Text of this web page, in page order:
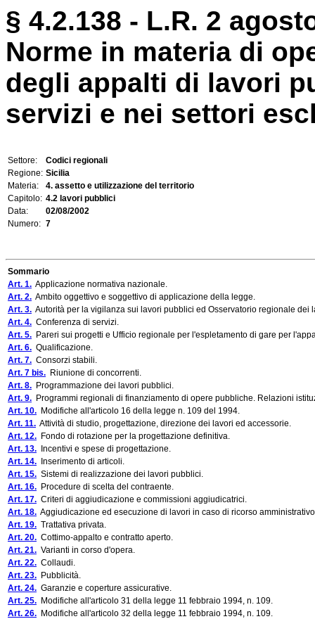
§ 4.2.138 - L.R. 2
Norme in materia di
degli appalti di lavori
servizi e nei settori
Settore:
Codici regionali
Regione: Sicilia
Materia:
4. assetto e utilizzazione del territorio
Capitolo: 4.2 lavori pubblici
Data:
02/08/2002
Numero: 7
Sommario
Art. 1. Applicazione normativa nazionale.
Art. 2. Ambito oggettivo e soggettivo di applicazione della legge.
Art. 3. Autorità per la vigilanza sui lavori pubblici ed Osservatorio regionale dei
Art. 4. Conferenza di servizi.
Art. 5. Pareri sui progetti e Ufficio regionale per l'espletamento di gare per
Art. 6. Qualificazione.
Art. 7. Consorzi stabili.
Art. 7 bis. Riunione di concorrenti.
Art. 8. Programmazione dei lavori pubblici.
Art. 9. Programmi regionali di finanziamento di opere pubbliche. Relazioni
Art. 10. Modifiche all'articolo 16 della legge n. 109 del 1994.
Art. 11. Attività di studio, progettazione, direzione dei lavori ed accessorie.
Art. 12. Fondo di rotazione per la progettazione definitiva.
Art. 13. Incentivi e spese di progettazione.
Art. 14. Inserimento di articoli.
Art. 15. Sistemi di realizzazione dei lavori pubblici.
Art. 16. Procedure di scelta del contraente.
Art. 17. Criteri di aggiudicazione e commissioni aggiudicatrici.
Art. 18. Aggiudicazione ed esecuzione di lavori in caso di ricorso
Art. 19. Trattativa privata.
Art. 20. Cottimo-appalto e contratto aperto.
Art. 21. Varianti in corso d'opera.
Art. 22. Collaudi.
Art. 23. Pubblicità.
Art. 24. Garanzie e coperture assicurative.
Art. 25. Modifiche all'articolo 31 della legge 11 febbraio 1994, n. 109.
Art. 26. Modifiche all'articolo 32 della legge 11 febbraio 1994, n. 109.